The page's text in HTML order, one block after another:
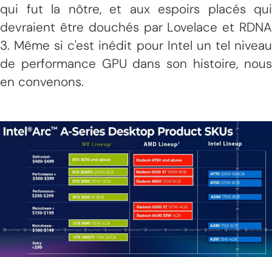
qui fut la nôtre, et aux espoirs placés qui
devraient être douchés par Lovelace et RDNA
3. Même si c'est inédit pour Intel un tel niveau
de performance GPU dans son histoire, nous
en convenons.